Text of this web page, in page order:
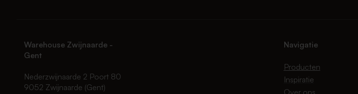
Warehouse Zwijnaarde -
Gent
Nederzwijnaarde 2 Poort 80
9052 Zwijnaarde (Gent)
Navigatie
Producten
Inspiratie